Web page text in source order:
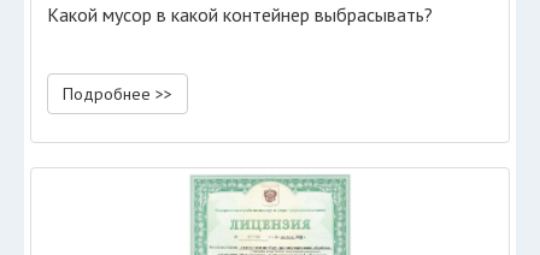
Какой мусор в какой контейнер выбрасывать?
Подробнее >>